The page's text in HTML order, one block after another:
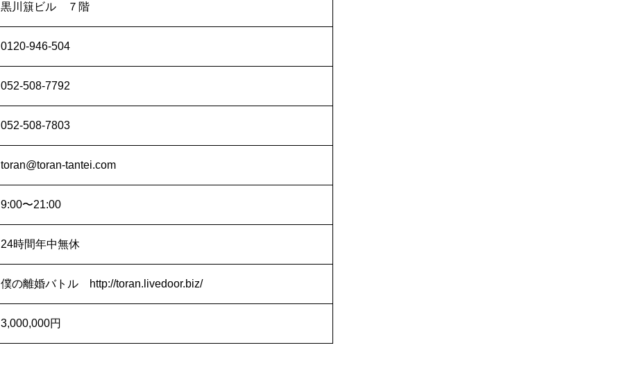
黒川簱ビル ７階
0120-946-504
052-508-7792
052-508-7803
toran@toran-tantei.com
9:00〜21:00
24時間年中無休
僕の離婚バトル http://toran.livedoor.biz/
3,000,000円